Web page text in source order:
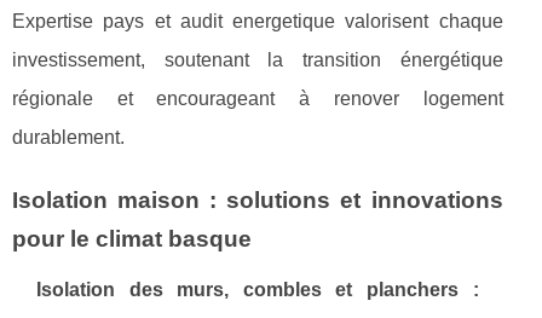
Expertise pays et audit energetique valorisent chaque
investissement, soutenant la transition énergétique
régionale et encourageant à renover logement
durablement.
Isolation maison : solutions et innovations
pour le climat basque
Isolation des murs, combles et planchers :